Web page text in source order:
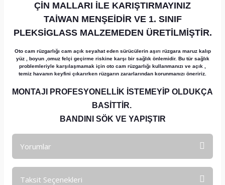
ÇİN MALLARI İLE KARIŞTIRMAYINIZ
TAİWAN MENŞEİDİR VE 1. SINIF
PLEKSİGLASS MALZEMEDEN ÜRETİLMİŞTİR.
Oto cam rüzgarlığı cam açık seyahat eden sürücülerin aşırı rüzgara maruz kalıp
yüz , boyun ,omuz felçi geçirme riskine karşı bir sağlık önlemidir. Bu tür sağlık
problemleriyle karşılaşmamak için oto cam rüzgarlığı kullanmanızı ve açık ,
temiz havanın keyfini çıkarırken rüzgarın zararlarından korunmanızı öneririz.
MONTAJI PROFESYONELLİK İSTEMEYİP OLDUKÇA
BASİTTİR.
BANDINI SÖK VE YAPIŞTIR
Yorumlar
Taksit Seçenekleri